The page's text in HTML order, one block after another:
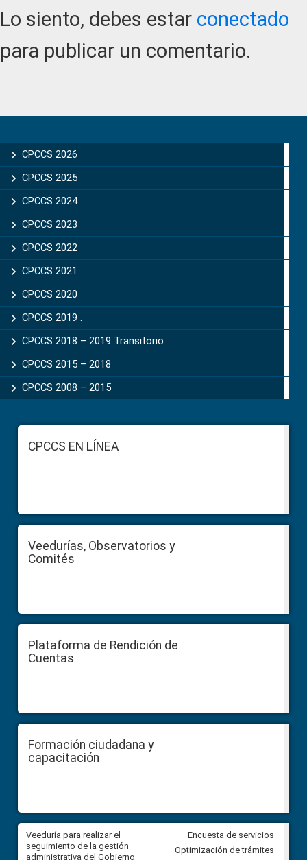
Lo siento, debes estar conectado
para publicar un comentario.
Sidebar
CPCCS 2026
CPCCS 2025
CPCCS 2024
CPCCS 2023
CPCCS 2022
CPCCS 2021
CPCCS 2020
CPCCS 2019 .
CPCCS 2018 – 2019 Transitorio
CPCCS 2015 – 2018
CPCCS 2008 – 2015
FooterCPCCS EN LÍNEA
Veedurías, Observatorios y
Comités
Plataforma de Rendición de
Cuentas
Formación ciudadana y
capacitación
Veeduría para realizar el
seguimiento de la gestión
administrativa del Gobierno
Veeduría para vigilar los
derivados de la Audiencia
Encuesta de servicios
Optimización de trámites